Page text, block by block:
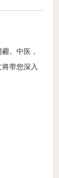
。中医，
带您深入